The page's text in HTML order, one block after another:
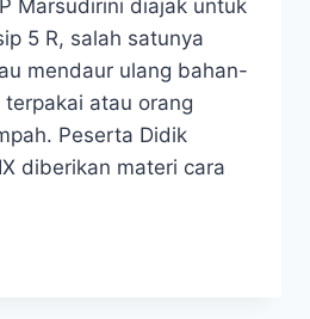
Marsudirini diajak untuk
5 R, salah satunya
mendaur ulang bahan-
atau orang
Peserta Didik
diberikan materi cara